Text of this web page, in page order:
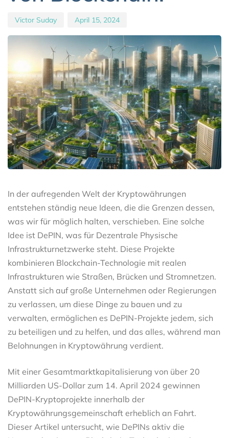
Victor Suday April 15, 2024
In der aufregenden Welt der Kryptowährungen
entstehen ständig neue Ideen, die die Grenzen dessen,
was wir für möglich halten, verschieben. Eine solche
Idee ist DePIN, was für Dezentrale Physische
Infrastrukturnetzwerke steht. Diese Projekte
kombinieren Blockchain-Technologie mit realen
Infrastrukturen wie Straßen, Brücken und Stromnetzen.
Anstatt sich auf große Unternehmen oder Regierungen
zu verlassen, um diese Dinge zu bauen und zu
verwalten, ermöglichen es DePIN-Projekte jedem, sich
zu beteiligen und zu helfen, und das alles, während man
Belohnungen in Kryptowährung verdient.
Mit einer Gesamtmarktkapitalisierung von über 20
Milliarden US-Dollar zum 14. April 2024 gewinnen
DePIN-Kryptoprojekte innerhalb der
Kryptowährungsgemeinschaft erheblich an Fahrt.
Dieser Artikel untersucht, wie DePINs aktiv die